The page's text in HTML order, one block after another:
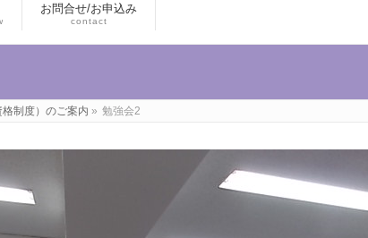
お問合せ/お申込み
contact
制度）のご案内 » 勉強会2